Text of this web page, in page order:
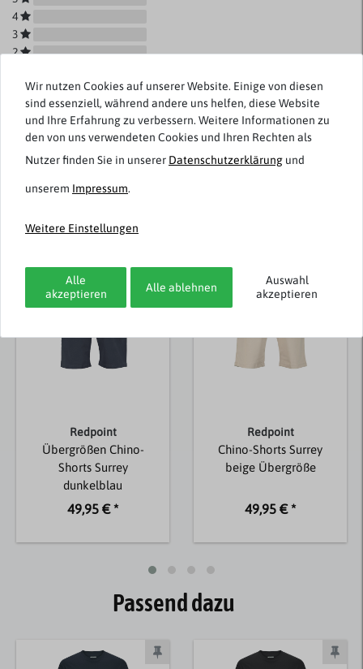
4
3
2
Rezensionen werden geladen...
Weitere Artikel von Redpoint
Redpoint
Übergrößen Chino-
Shorts Surrey
dunkelblau
49,95 € *
Redpoint
Chino-Shorts Surrey
beige Übergröße
49,95 € *
Passend dazu
Wir nutzen Cookies auf unserer Website. Einige von diesen
sind essenziell, während andere uns helfen, diese Website
und Ihre Erfahrung zu verbessern. Weitere Informationen zu
den von uns verwendeten Cookies und Ihren Rechten als
Nutzer finden Sie in unserer Daten­schutz­erklärung und
unserem Impressum.
Weitere Einstellungen
Alle
akzeptieren
Alle ablehnen
Auswahl
akzeptieren